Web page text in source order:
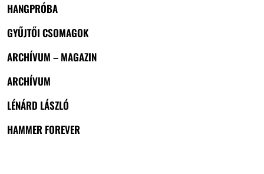
HANGPRÓBA
GYŰJTŐI CSOMAGOK
ARCHÍVUM – MAGAZIN
ARCHÍVUM
LÉNÁRD LÁSZLÓ
HAMMER FOREVER